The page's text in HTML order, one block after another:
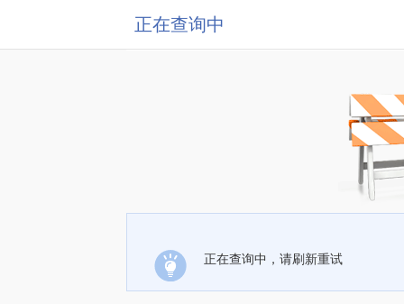
正在查询中
正在查询中，请刷新重试